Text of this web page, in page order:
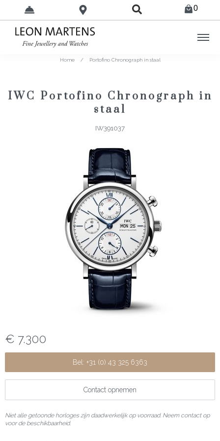
0
Home / Portofino Chronograph in staal
IWC Portofino Chronograph in
staal
IW391037
€ 7.300
Bel: +31 (0) 43 325 6363
Contact opnemen
Niet alle getoonde horloges zijn daadwerkelijk op voorraad. Neem contact op
voor de beschikbaarheid.